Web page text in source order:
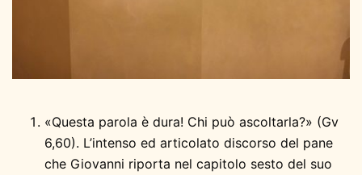
«Questa parola è dura! Chi può ascoltarla?» (Gv
6,60). L’intenso ed articolato discorso del pane
che Giovanni riporta nel capitolo sesto del suo